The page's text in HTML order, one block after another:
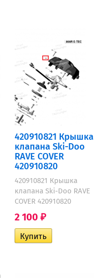
420910821 Крышка
клапана Ski-Doo
RAVE COVER
420910820
420910821 Крышка
клапана Ski-Doo RAVE
COVER 420910820
2 100 ₽